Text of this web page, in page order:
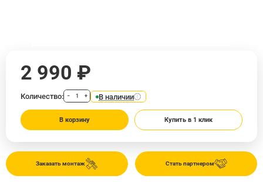
Стать партнером
Заказать монтаж
2 990 ₽
Количество: − + В наличии
В корзину Купить в 1 клик